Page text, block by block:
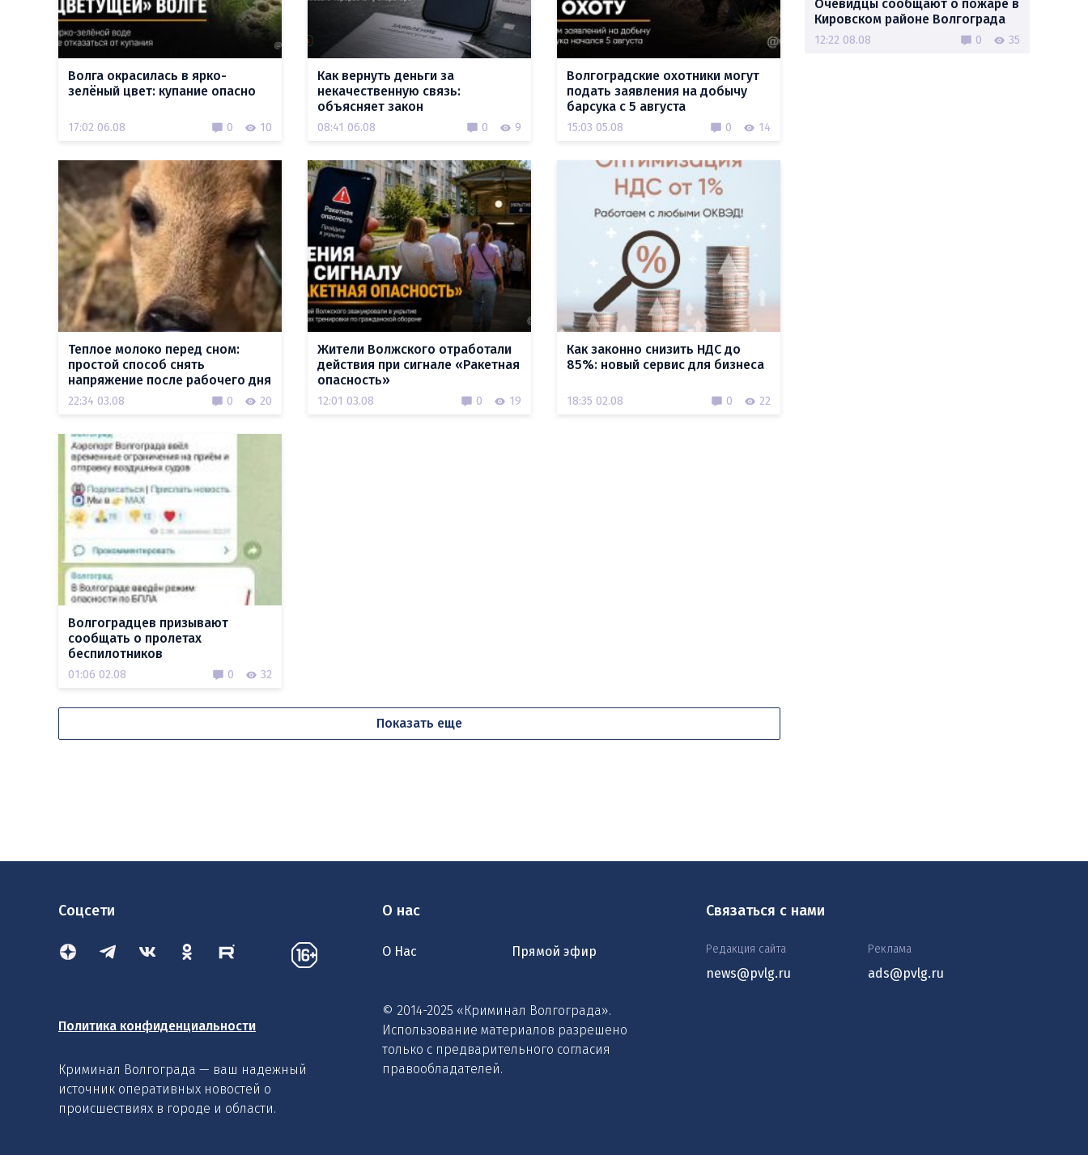
Волга окрасилась в ярко-
зелёный цвет: купание опасно
17:02 06.08 0 10
Как вернуть деньги за
некачественную связь:
объясняет закон
08:41 06.08 0 9
Волгоградские охотники могут
подать заявления на добычу
барсука с 5 августа
15:03 05.08 0 14
Теплое молоко перед сном:
простой способ снять
напряжение после рабочего дня
22:34 03.08 0 20
Жители Волжского отработали
действия при сигнале «Ракетная
опасность»
12:01 03.08 0 19
Как законно снизить НДС до
85%: новый сервис для бизнеса
18:35 02.08 0 22
Волгоградцев призывают
сообщать о пролетах
беспилотников
01:06 02.08 0 32
Показать еще
Очевидцы сообщают о пожаре в
Кировском районе Волгограда
12:22 08.08 0 35
Соцсети
Политика конфиденциальности
Криминал Волгограда — ваш надежный
источник оперативных новостей о
происшествиях в городе и области.
О нас
О Нас Прямой эфир
© 2014-2025 «Криминал Волгограда».
Использование материалов разрешено
только с предварительного согласия
правообладателей.
Связаться с нами
Редакция сайта
news@pvlg.ru
Реклама
ads@pvlg.ru